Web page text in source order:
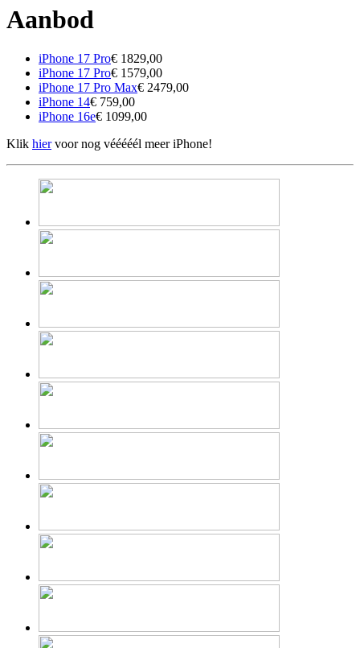
Aanbod
iPhone 17 Pro€ 1829,00
iPhone 17 Pro€ 1579,00
iPhone 17 Pro Max€ 2479,00
iPhone 14€ 759,00
iPhone 16e€ 1099,00
Klik hiervoor nog vééééél meer iPhone!